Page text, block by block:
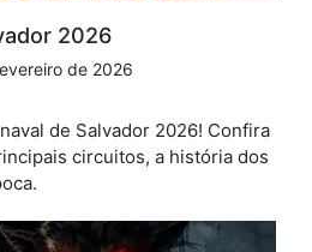
2026
de 2026
de Salvador 2026! Confira
circuitos, a história dos